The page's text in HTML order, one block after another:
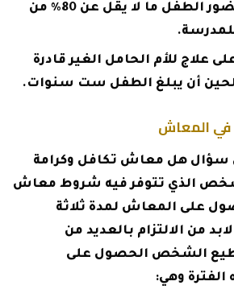
مستمرة لابد من حضور الطفل ما لا يقل عن 80% من
علاج للأم الحامل الغير قادرة
أن يبلغ الطفل ست سنوات.
في المعاش
سؤال هل معاش تكافل وكرامة
الذي تتوفر فيه شروط معاش
على المعاش لمدة ثلاثة
من الالتزام بالعديد من
الشخص الحصول على
وهي: